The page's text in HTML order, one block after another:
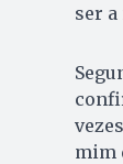
ser
mim